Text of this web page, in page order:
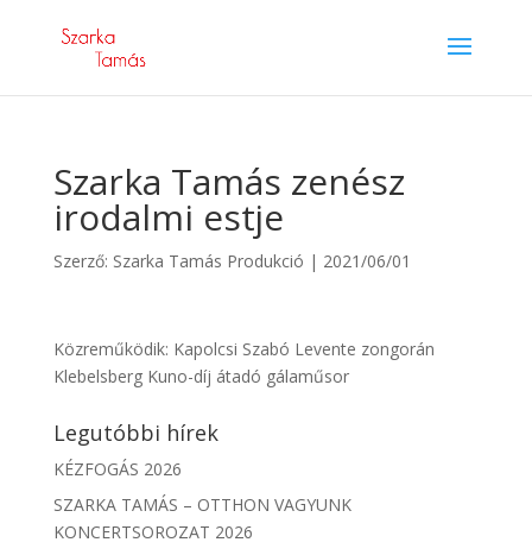
Szarka Tamás zenész
irodalmi estje
Szerző: Szarka Tamás Produkció | 2021/06/01
Közreműködik: Kapolcsi Szabó Levente zongorán
Klebelsberg Kuno-díj átadó gálaműsor
Legutóbbi hírek
KÉZFOGÁS 2026
SZARKA TAMÁS – OTTHON VAGYUNK
KONCERTSOROZAT 2026